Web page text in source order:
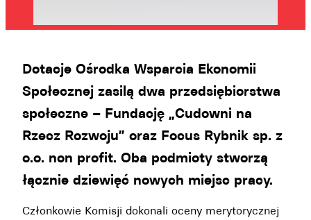
Dotacje Ośrodka Wsparcia Ekonomii
Społecznej zasilą dwa przedsiębiorstwa
społeczne – Fundację „Cudowni na
Rzecz Rozwoju” oraz Focus Rybnik sp. z
o.o. non profit. Oba podmioty stworzą
łącznie dziewięć nowych miejsc pracy.
Członkowie Komisji dokonali oceny merytorycznej